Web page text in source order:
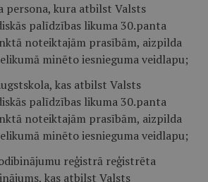
persona, kura atbilst Valsts
palīdzības likuma 30.panta
noteiktajām prasībām, aizpilda
minēto iesnieguma veidlapu;
kas atbilst Valsts
palīdzības likuma 30.panta
noteiktajām prasībām, aizpilda
minēto iesnieguma veidlapu;
reģistrā reģistrēta
kas atbilst Valsts